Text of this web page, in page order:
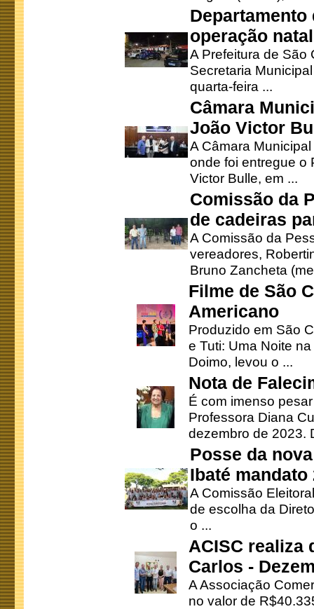
operação
A Prefeitura de São
Secretaria
quarta-feira ...
Câmara
João Victor
A Câmara
onde foi entregue o
Victor Bulle, em ...
Comissão da
de cadeiras
A Comissão da
vereadores,
Bruno Zancheta
Filme de São
Americano
Produzido em São
e Tuti: Uma Noite
Doimo, levou o ...
Nota de
É com imenso
Professora Diana
dezembro de 2023.
Posse da
Ibaté mandato
A Comissão
de escolha da
o ...
ACISC realiza
Carlos -
A Associação
no valor de